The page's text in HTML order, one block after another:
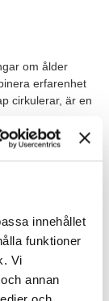
innehållet
funktioner
Vi
annan
och
om ålder
erfarenhet
cirkulerar, är en
tänka nytt
ökar och ålder
och ta nästa